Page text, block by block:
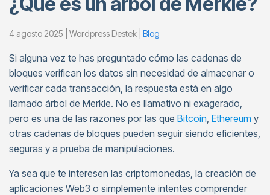
4 agosto 2025 | Wordpress Destek | Blog
Si alguna vez te has preguntado cómo las cadenas de
bloques verifican los datos sin necesidad de almacenar o
verificar cada transacción, la respuesta está en algo
llamado árbol de Merkle. No es llamativo ni exagerado,
pero es una de las razones por las que Bitcoin Ethereum y
otras cadenas de bloques pueden seguir siendo eficientes,
seguras y a prueba de manipulaciones.
Ya sea que te interesen las criptomonedas, la creación de
aplicaciones Web3 o simplemente intentes comprender